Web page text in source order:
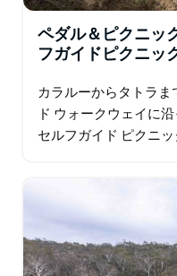
ペダル＆ピクニッ
フガイドピクニッ
カラルーからタトラま
ド ウォークウェイに
セルフガイド ピクニ
全で美しいサイクリ